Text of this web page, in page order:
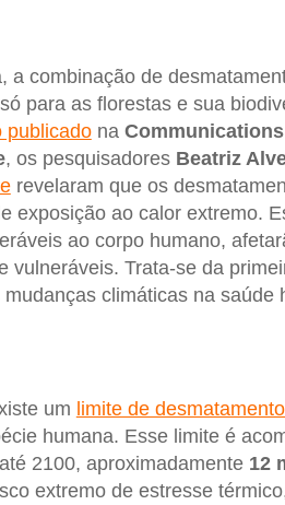
a combinação de
para as florestas e sua
publicadona
, os pesquisadores Beatriz
revelaram que os
exposição ao calor extremo.
ao corpo humano,
vulneráveis. Trata-se da
climáticas na saúde
um limite de
humana. Esse limite é
2100, aproximadamente 12
extremo de estresse